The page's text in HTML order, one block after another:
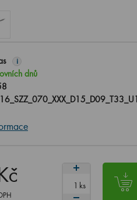
i
dnů
ks